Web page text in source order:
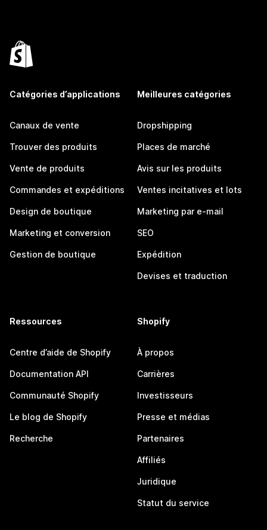
Catégories d’applications
Canaux de vente
Trouver des produits
Vente de produits
Commandes et expéditions
Design de boutique
Marketing et conversion
Gestion de boutique
Meilleures catégories
Dropshipping
Places de marché
Avis sur les produits
Ventes incitatives et lots
Marketing par e-mail
SEO
Expédition
Devises et traduction
Ressources
Centre d’aide de Shopify
Documentation API
Communauté Shopify
Le blog de Shopify
Recherche
Shopify
À propos
Carrières
Investisseurs
Presse et médias
Partenaires
Affiliés
Juridique
Statut du service